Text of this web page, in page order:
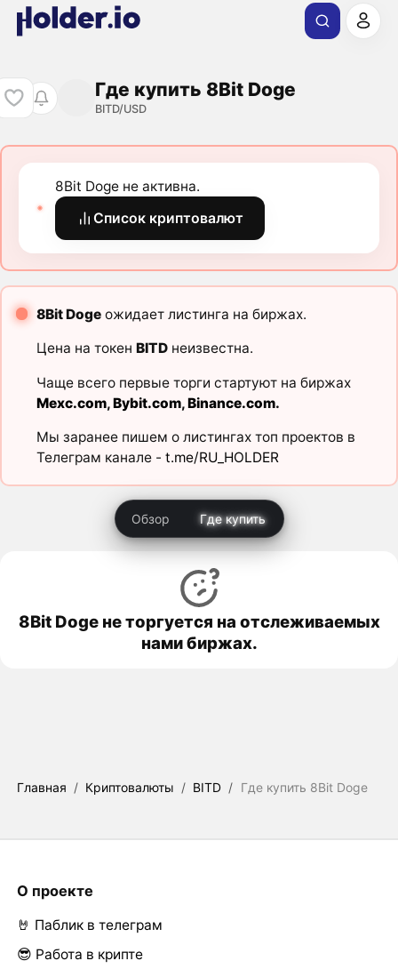
Где купить 8Bit Doge
BITD/USD
8Bit Doge не активна.
Список криптовалют
8Bit Dogeожидает листинга на биржах.
Цена на токен BITDнеизвестна.
Чаще всего первые торги стартуют на биржах
Mexc.com,Bybit.com,Binance.com.
Мы заранее пишем о листингах топ проектов в
Телеграм канале - t.me/RU_HOLDER
Обзор Где купить
8Bit Doge не торгуется на отслеживаемых
нами биржах.
Главная / Криптовалюты / BITD / Где купить 8Bit Doge
О проекте
🤘 Паблик в телеграм
😎 Работа в крипте